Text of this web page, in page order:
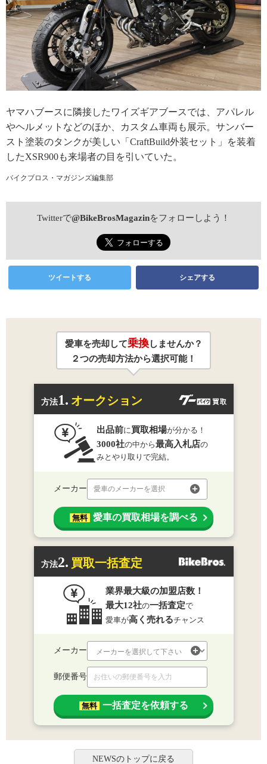
ヤマハブースに隣接したワイズギアブースでは、アパレル
やヘルメットなどのほか、カスタム車両も展示。サンバー
スト塗装のタンクが美しい「CraftBuild外装セット」を装着
したXSR900も来場者の目を引いていた。
バイクブロス・マガジンズ編集部
Twitterで@BikeBrosMagazinをフォローしよう！
ツイートする シェアする
愛車を売却して乗換しませんか？
２つの売却方法から選択可能！
方法1. オークション
出品前に 買取相場が分かる！
3000社の中から最高入札店の
みとやり取りで完結。
メーカー 愛車のメーカーを選択
無料 愛車の買取相場を調べる
方法2. 買取一括査定
業界最大級の加盟店数！
最大12社の一括査定で
愛車が高く売れるチャンス
メーカー
郵便番号
無料 一括査定を依頼する
NEWSのトップに戻る